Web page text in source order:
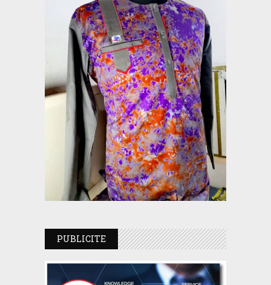
PUBLICITE